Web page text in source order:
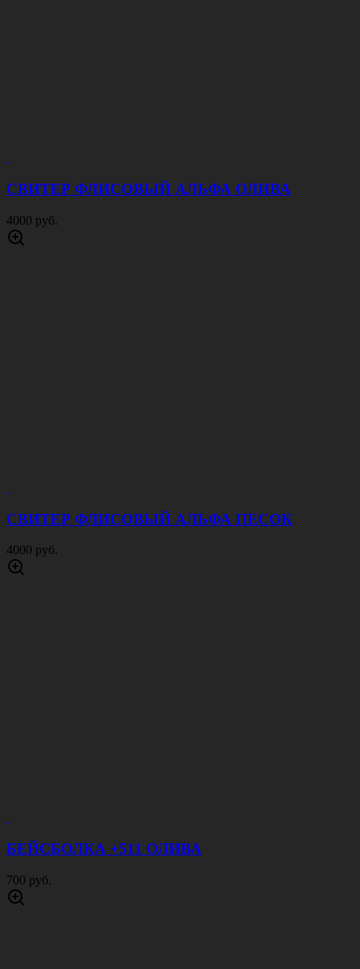
СВИТЕР ФЛИСОВЫЙ АЛЬФА ОЛИВА
4000 руб.
СВИТЕР ФЛИСОВЫЙ АЛЬФА ПЕСОК
4000 руб.
БЕЙСБОЛКА +511 ОЛИВА
700 руб.